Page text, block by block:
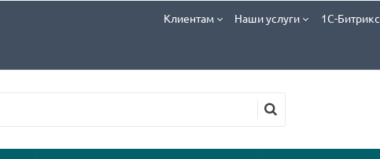
Клиентам Наши услуги 1С-Битрикс